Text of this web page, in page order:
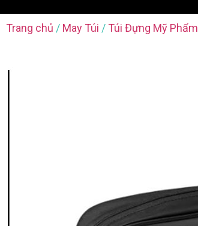
Trang chủ / May Túi / Túi Đựng Mỹ Phẩm